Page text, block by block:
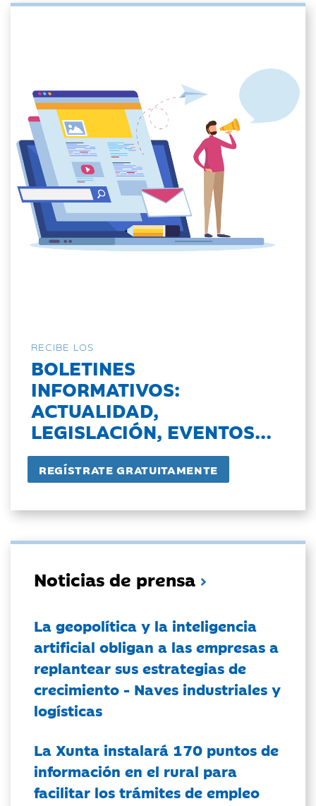
RECIBE LOS
BOLETINES
INFORMATIVOS:
ACTUALIDAD,
LEGISLACIÓN, EVENTOS...
Noticias de prensa
La geopolítica y la inteligencia
artificial obligan a las empresas a
replantear sus estrategias de
crecimiento - Naves industriales y
logísticas
La Xunta instalará 170 puntos de
información en el rural para
facilitar los trámites de empleo